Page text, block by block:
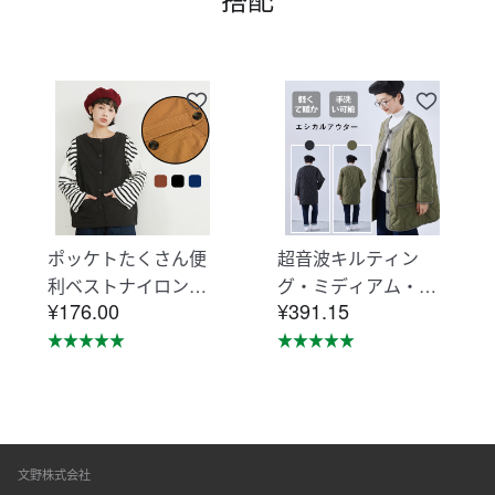
ポッケトたくさん便
利ベストナイロン素
材摩擦に強い KNNV
302
¥176.00
超音波キルティン
グ・ミディアム・ジ
ャケット・エシカル
アウター・コート K
¥391.15
文野株式会社